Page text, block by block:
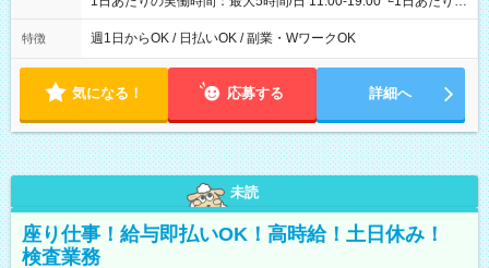
実働時間：1-5時間 └上記の時間帯内であれば、いつでも勤務可
能！ └平日・土曜日の中で、お好きな曜日でご勤務いただけま
18:00 などのように、自由な働き方が可能なお仕事です！
特徴 週1日からOK / 日払いOK / 副業・WワークOK
気になる！ 応募する 詳細へ
未読
座り仕事！給与即払いOK！高時給！土日休み！
検査業務